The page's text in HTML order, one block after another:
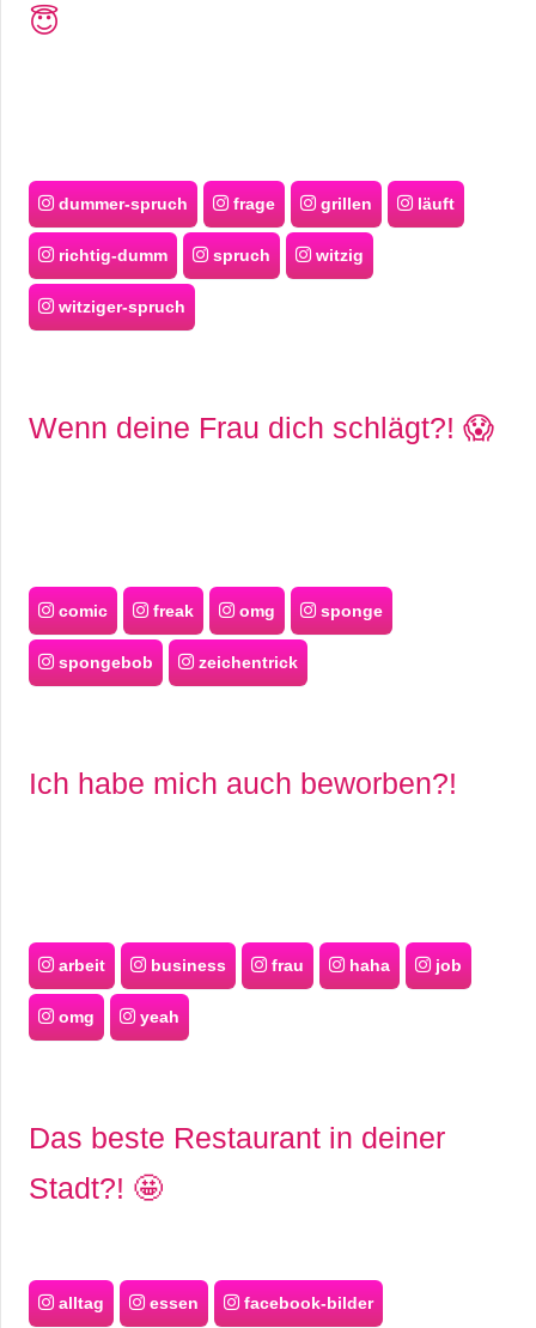
😇
dummer-spruch frage grillen läuft
richtig-dumm spruch witzig
witziger-spruch
Wenn deine Frau dich schlägt?! 😱
comic freak omg sponge
spongebob zeichentrick
Ich habe mich auch beworben?!
arbeit business frau haha job
omg yeah
Das beste Restaurant in deiner
Stadt?! 🤩
alltag essen facebook-bilder